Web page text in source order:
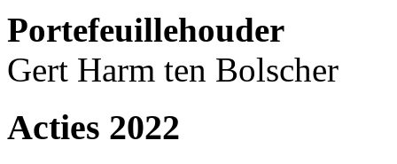
Portefeuillehouder
Gert Harm ten Bolscher
Acties 2022